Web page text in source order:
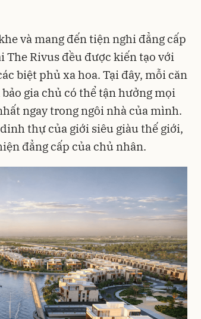
và mang đến tiện nghi đẳng cấp
The Rivus đều được kiến tạo với
biệt phủ xa hoa. Tại đây, mỗi căn
gia chủ có thể tận hưởng mọi
ngay trong ngôi nhà của mình.
thự của giới siêu giàu thế giới,
đẳng cấp của chủ nhân.